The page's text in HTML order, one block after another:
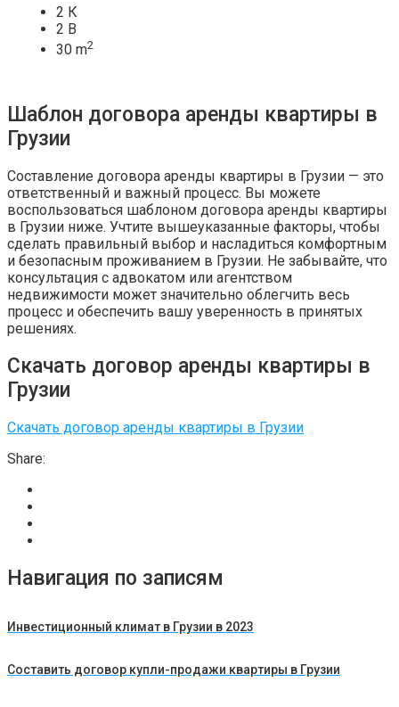
2 К
2 В
30 m2
Шаблон договора аренды квартиры в
Грузии
Составление договора аренды квартиры в Грузии — это
ответственный и важный процесс. Вы можете
воспользоваться шаблоном договора аренды квартиры
в Грузии ниже. Учтите вышеуказанные факторы, чтобы
сделать правильный выбор и насладиться комфортным
и безопасным проживанием в Грузии. Не забывайте, что
консультация с адвокатом или агентством
недвижимости может значительно облегчить весь
процесс и обеспечить вашу уверенность в принятых
решениях.
Скачать договор аренды квартиры в
Грузии
Скачать договор аренды квартиры в Грузии
Share:
Навигация по записям
Инвестиционный климат в Грузии в 2023
Составить договор купли-продажи квартиры в Грузии